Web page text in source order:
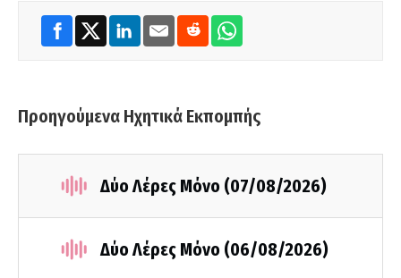
Προηγούμενα Ηχητικά Εκπομπής
Δύο Λέρες Μόνο (07/08/2026)
Δύο Λέρες Μόνο (06/08/2026)